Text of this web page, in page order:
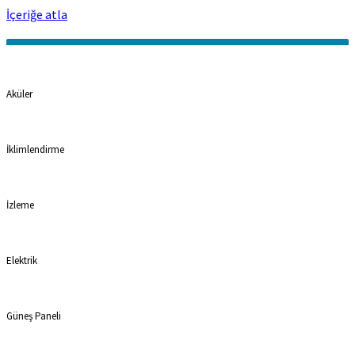
İçeriğe atla
Aküler
İklimlendirme
İzleme
Elektrik
Güneş Paneli